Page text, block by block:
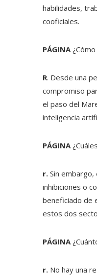
habilidades,
cooficiales.
PÁGINA
R. Desde una
compromiso
el paso del
inteligencia
PÁGINA
r. Sin
inhibiciones o
beneficiado de
estos dos
PÁGINA
r. No hay una